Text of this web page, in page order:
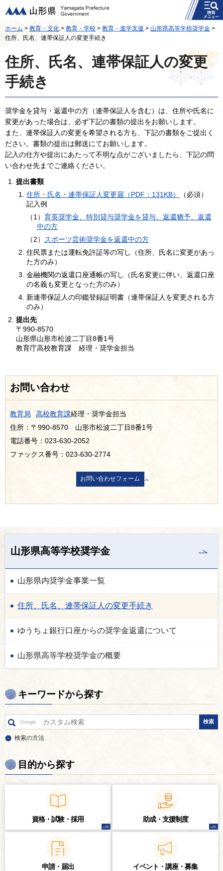
山形県
メニュー
ホーム>教育・文化> 教育・学校 > 教育・進学支援 > 山形県高等学校奨学金 >
住所、氏名、連帯保証人の変更手続き
住所、氏名、連帯保証人の変更
手続き
奨学金を貸与・返還中の方（連帯保証人を含む）は、住所や氏名に
変更があった場合は、必ず下記の書類の提出をお願いします。
また、連帯保証人の変更を希望される方も、下記の書類をご提出く
ださい。書類の提出は郵送にてお願いします。
記入の仕方や提出にあたって不明な点がございましたら、下記の問
い合わせ先までご連絡ください。
提出書類
住所・氏名・連帯保証人変更届（PDF：131KB）
（必須）
記入例
（1） 育英奨学金、特別貸与奨学金を貸与、返還猶予、返還
中の方
（2）
スポーツ芸術奨学金を返還中の方
住民票または運転免許証等の写し（住所、氏名に変更があっ
た方のみ）
金融機関の返還口座通帳の写し（氏名変更に伴い、返還口座
の名義も変更となった方のみ）
新連帯保証人の印鑑登録証明書（連帯保証人を変更される方
のみ）
提出先
〒990-8570
山形県山形市松波二丁目8番1号
教育庁高校教育課 経理・奨学金担当
お問い合わせ
教育局 高校教育課経理・奨学金担当
住所：〒990-8570 山形市松波二丁目8番1号
電話番号：023-630-2052
ファックス番号：023-630-2774
山形県高等学校奨学金
山形県内奨学金事業一覧
住所、氏名、連帯保証人の変更手続き
ゆうちょ銀行口座からの奨学金返還について
山形県高等学校奨学金の概要
キーワードから探す
検索の方法
目的から探す
資格・試験・ 採用 助成・支援制度
申請・届出 イベント・講座・ 募集